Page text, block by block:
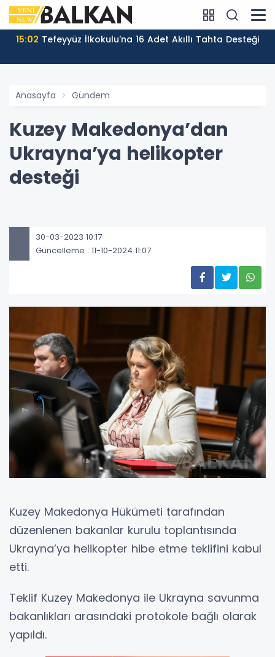
15:02 Tefeyyüz İlkokulu'na 16 Adet Akıllı Tahta Desteği
Anasayfa Gündem
Kuzey Makedonya’dan
Ukrayna’ya helikopter
desteği
30-03-2023 10:17
Güncelleme : 11-10-2024 11:07
Kuzey Makedonya Hükümeti tarafından
düzenlenen bakanlar kurulu toplantısında
Ukrayna’ya helikopter hibe etme teklifini kabul
etti.
Teklif Kuzey Makedonya ile Ukrayna savunma
bakanlıkları arasındaki protokole bağlı olarak
yapıldı.